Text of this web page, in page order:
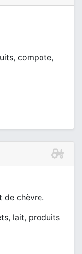
compote,
de chèvre.
lait, produits